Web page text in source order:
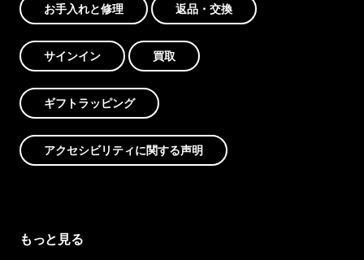
お手入れと修理 返品・交換
サインイン 買取
ギフトラッピング
アクセシビリティに関する声明
もっと見る